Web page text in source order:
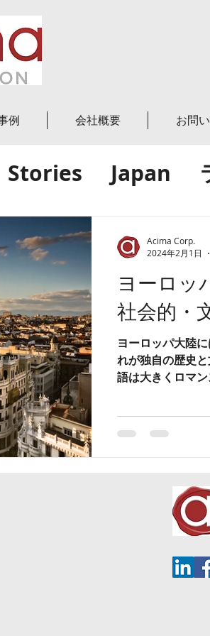
例 会社概要 お問
Stories Japan
World 世界
ヨーロッ
社会的・
ヨーロッパ大陸
れが独自の歴史
語は大きくロマン
す。
Acima Corp.
2024年2月1日